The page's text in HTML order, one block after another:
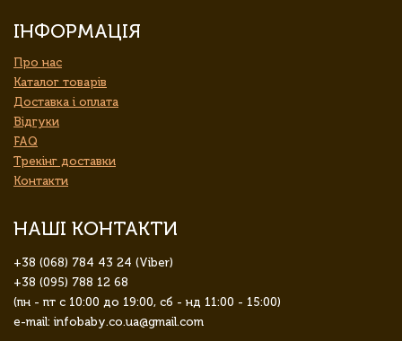
ІНФОРМАЦІЯ
Про нас
Каталог товарів
Доставка і оплата
Відгуки
FAQ
Трекінг доставки
Контакти
НАШІ КОНТАКТИ
+38 (068) 784 43 24 (Viber)
+38 (095) 788 12 68
(пн - пт с 10:00 до 19:00, сб - нд 11:00 - 15:00)
e-mail: infobaby.co.ua@gmail.com